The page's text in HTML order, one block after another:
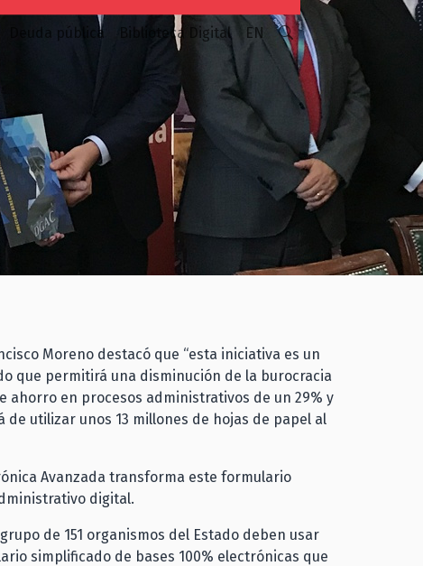
Deuda pública Biblioteca Digital EN
Moreno destacó que “esta iniciativa es un
que permitirá una disminución de la burocracia
ahorro en procesos administrativos de un 29% y
utilizar unos 13 millones de hojas de papel al
Avanzada transforma este formulario
digital.
de 151 organismos del Estado deben usar
simplificado de bases 100% electrónicas que